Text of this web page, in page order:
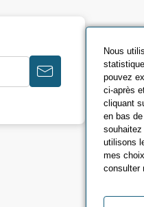
Nous
pouvez
ci-après
cliquant
en bas
utilisons
mes
consulter